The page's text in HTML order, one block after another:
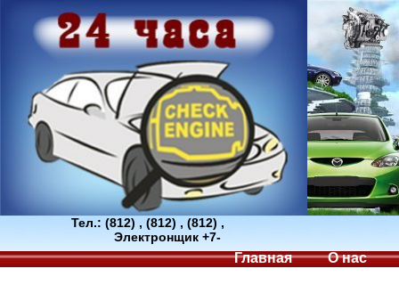
Тел.: (812) , (812) , (812) ,
Электронщик +7-
Главная О нас